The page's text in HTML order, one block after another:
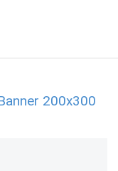
200x300